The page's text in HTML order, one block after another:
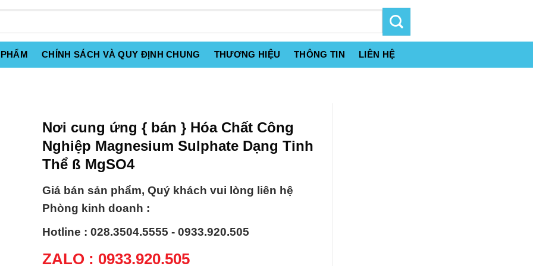
CHÍNH SÁCH VÀ QUY ĐỊNH CHUNG THƯƠNG HIỆU THÔNG TIN LIÊN HỆ
Nơi cung ứng { bán } Hóa Chất Công
Nghiệp Magnesium Sulphate Dạng Tinh
Thể ß MgSO4
Giá bán sản phẩm, Quý khách vui lòng liên hệ
Phòng kinh doanh :
Hotline : 028.3504.5555 - 0933.920.505
ZALO : 0933.920.505